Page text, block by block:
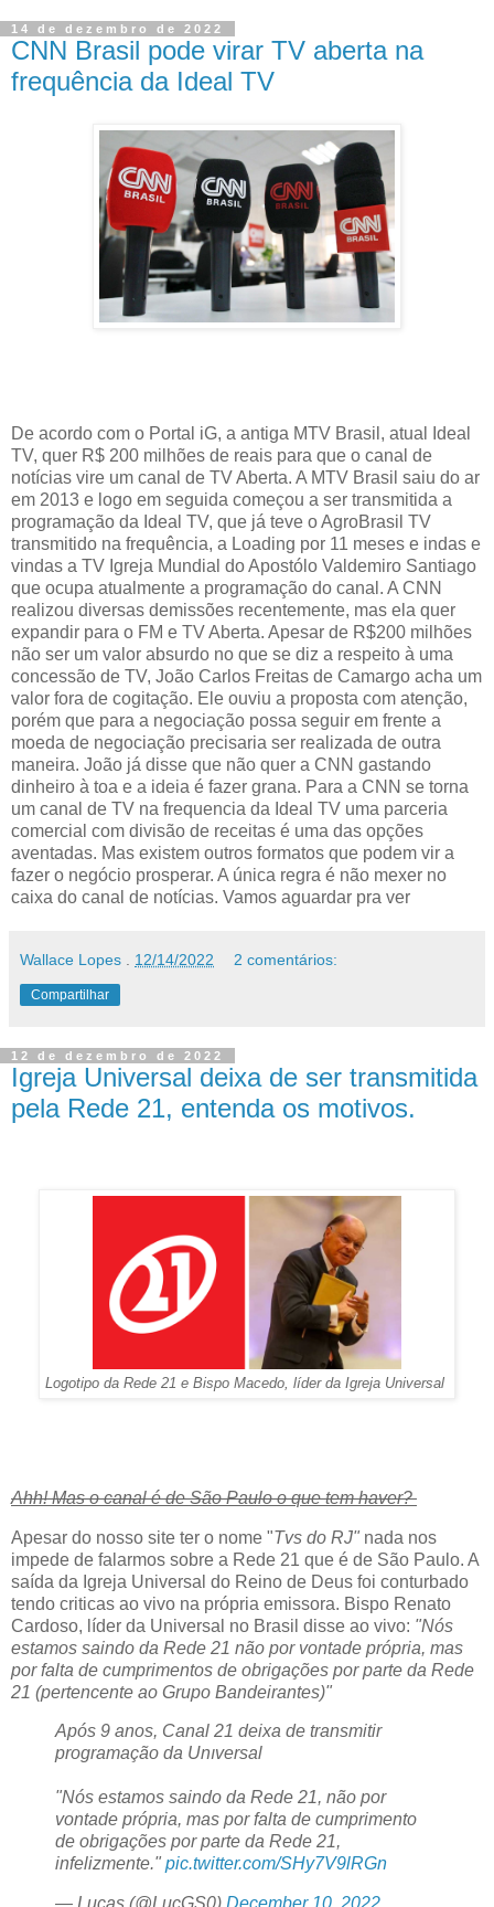
14 de dezembro de 2022
CNN Brasil pode virar TV aberta na
frequência da Ideal TV
De acordo com o Portal iG, a antiga MTV Brasil, atual Ideal
TV, quer R$ 200 milhões de reais para que o canal de
notícias vire um canal de TV Aberta. A MTV Brasil saiu do ar
em 2013 e logo em seguida começou a ser transmitida a
programação da Ideal TV, que já teve o AgroBrasil TV
transmitido na frequência, a Loading por 11 meses e indas e
vindas a TV Igreja Mundial do Apostólo Valdemiro Santiago
que ocupa atualmente a programação do canal. A CNN
realizou diversas demissões recentemente, mas ela quer
expandir para o FM e TV Aberta. Apesar de R$200 milhões
não ser um valor absurdo no que se diz a respeito à uma
concessão de TV, João Carlos Freitas de Camargo acha um
valor fora de cogitação. Ele ouviu a proposta com atenção,
porém que para a negociação possa seguir em frente a
moeda de negociação precisaria ser realizada de outra
maneira. João já disse que não quer a CNN gastando
dinheiro à toa e a ideia é fazer grana. Para a CNN se torna
um canal de TV na frequencia da Ideal TV uma parceria
comercial com divisão de receitas é uma das opções
aventadas. Mas existem outros formatos que podem vir a
fazer o negócio prosperar. A única regra é não mexer no
caixa do canal de notícias. Vamos aguardar pra ver
Wallace Lopes 12/14/2022 2 comentários:
Compartilhar
12 de dezembro de 2022
Igreja Universal deixa de ser transmitida
pela Rede 21, entenda os motivos.
Logotipo da Rede 21 e Bispo Macedo, líder da Igreja Universal
Ahh! Mas o canal é de São Paulo o que tem haver?
Apesar do nosso site ter o nome "Tvs do RJ" nada nos
impede de falarmos sobre a Rede 21 que é de São Paulo. A
saída da Igreja Universal do Reino de Deus foi conturbado
tendo criticas ao vivo na própria emissora. Bispo Renato
Cardoso, líder da Universal no Brasil disse ao vivo: "Nós
estamos saindo da Rede 21 não por vontade própria, mas
por falta de cumprimentos de obrigações por parte da Rede
21 (pertencente ao Grupo Bandeirantes)"
Após 9 anos, Canal 21 deixa de transmitir
programação da Unıversal
"Nós estamos saindo da Rede 21, não por
vontade própria, mas por falta de cumprimento
de obrigações por parte da Rede 21,
infelizmente." pic.twitter.com/SHy7V9lRGn